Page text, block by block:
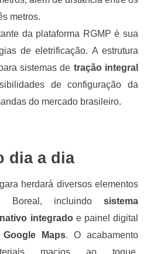
metros.
da plataforma RGMP é sua
de eletrificação. A estrutura
sistemas de tração integral
de configuração da
do mercado brasileiro.
dia a dia
herdará diversos elementos
Boreal, incluindo sistema
integradoe painel digital
Maps. O acabamento